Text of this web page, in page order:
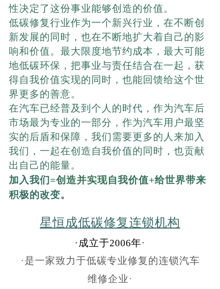
性决定了这份事业能够创造的价值。
低碳修复行业作为一个新兴行业，在不断创
新发展的同时，也在不断地扩大着自己的影
响和价值。最大限度地节约成本，最大可能
地低碳环保，把事业与责任结合在一起，获
得自我价值实现的同时，也能回馈给这个世
界更多的善意。
在汽车已经普及到个人的时代，作为汽车后
市场最为专业的一部分，作为汽车用户最坚
实的后盾和保障，我们需要更多的人来加入
我们，一起在创造自我价值的同时，也贡献
出自己的能量。
加入我们=创造并实现自我价值+给世界带来
积极的改变。
星恒成低碳修复连锁机构
· 成立于2006年·
·是一家致力于低碳专业修复的连锁汽车
维修企业·